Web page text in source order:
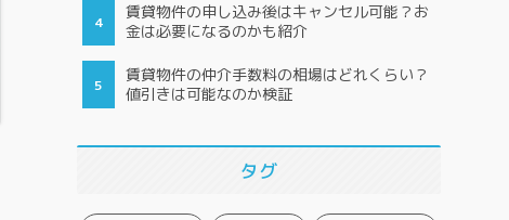
賃貸物件の申し込み後はキャンセル可能？お
金は必要になるのかも紹介
賃貸物件の仲介手数料の相場はどれくらい？
値引きは可能なのか検証
タグ